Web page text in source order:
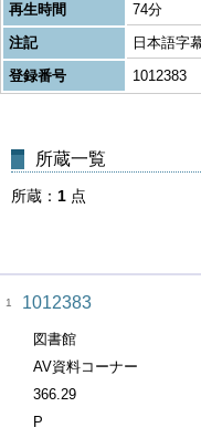
再生時間
74分
注記
日本語字
登録番号
1012383
所蔵一覧
所蔵 1 点
1 1012383
図書館
AV資料コーナー
366.29
P